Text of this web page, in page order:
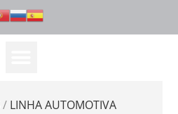
/ LINHA AUTOMOTIVA